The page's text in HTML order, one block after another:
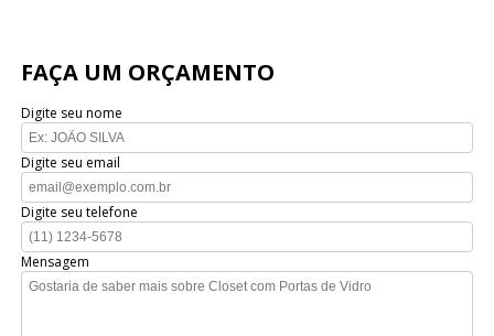
FAÇA UM ORÇAMENTO
Digite seu nome
Digite seu email
Digite seu telefone
Mensagem